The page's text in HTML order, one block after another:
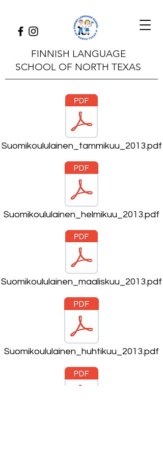
FINNISH LANGUAGE
SCHOOL OF NORTH TEXAS
Suomikoululainen_tammikuu_2013.pdf
Suomikoululainen_helmikuu_2013.pdf
Suomikoululainen_maaliskuu_2013.pdf
Suomikoululainen_huhtikuu_2013.pdf